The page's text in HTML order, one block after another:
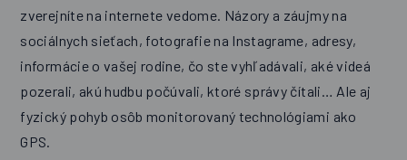
zverejníte na internete vedome. Názory a záujmy na
sociálnych sieťach, fotografie na Instagrame, adresy,
informácie o vašej rodine, čo ste vyhľadávali, aké videá
pozerali, akú hudbu počúvali, ktoré správy čítali… Ale aj
fyzický pohyb osôb monitorovaný technológiami ako
GPS.